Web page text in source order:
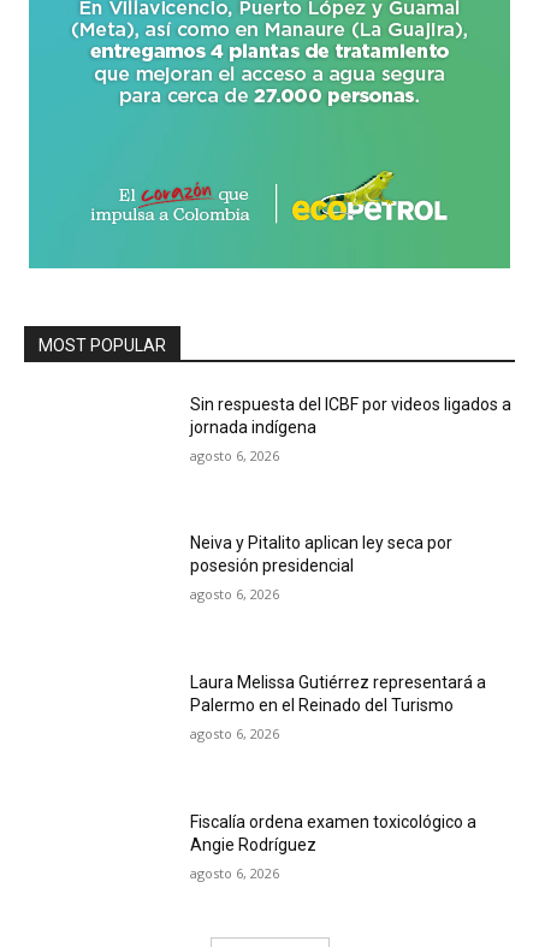
MOST POPULAR
Sin respuesta del ICBF por videos ligados a
jornada indígena
agosto 6, 2026
Neiva y Pitalito aplican ley seca por
posesión presidencial
agosto 6, 2026
Laura Melissa Gutiérrez representará a
Palermo en el Reinado del Turismo
agosto 6, 2026
Fiscalía ordena examen toxicológico a
Angie Rodríguez
agosto 6, 2026